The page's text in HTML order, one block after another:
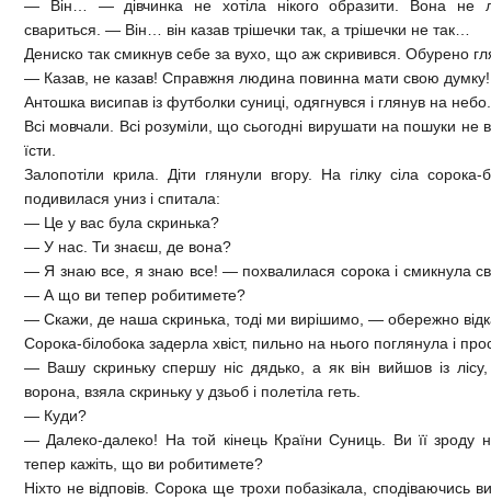
— Він… — дівчинка не хотіла нікого образити. Вона не
свариться. — Він… він казав трішечки так, а трішечки не так…
Дениско так смикнув себе за вухо, що аж скривився. Обурено
— Казав, не казав! Справжня людина повинна мати свою думку!
Антошка висипав із футболки суниці, одягнувся і глянув на
Всі мовчали. Всі розуміли, що сьогодні вирушати на пошуки не
їсти.
Залопотіли крила. Діти глянули вгору. На гілку сіла сорока-
подивилася униз і спитала:
— Це у вас була скринька?
— У нас. Ти знаєш, де вона?
— Я знаю все, я знаю все! — похвалилася сорока і смикнула
— А що ви тепер робитимете?
— Скажи, де наша скринька, тоді ми вирішимо, — обережно
Сорока-білобока задерла хвіст, пильно на нього поглянула і
— Вашу скриньку спершу ніс дядько, а як він вийшов із лісу,
ворона, взяла скриньку у дзьоб і полетіла геть.
— Куди?
— Далеко-далеко! На той кінець Країни Суниць. Ви її зроду
тепер кажіть, що ви робитимете?
Ніхто не відповів. Сорока ще трохи побазікала, сподіваючись